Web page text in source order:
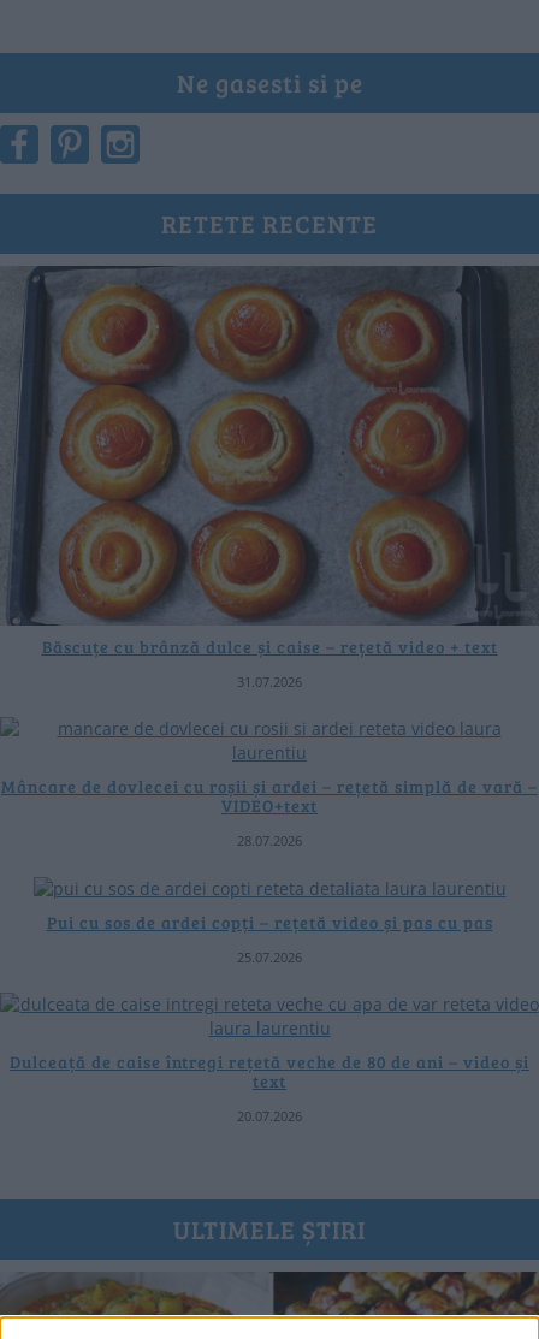
Ne gasesti si pe
RETETE RECENTE
Băscuțe cu brânză dulce și caise – rețetă video + text
31.07.2026
Mâncare de dovlecei cu roșii și ardei – rețetă simplă de vară –
VIDEO+text
28.07.2026
Pui cu sos de ardei copți – rețetă video și pas cu pas
25.07.2026
Dulceață de caise întregi rețetă veche de 80 de ani – video și
text
20.07.2026
ULTIMELE ȘTIRI